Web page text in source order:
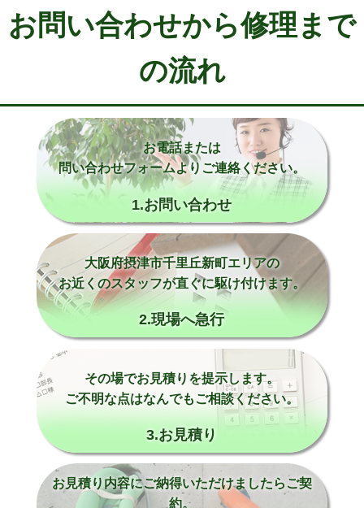
お問い合わせから修理まで
の流れ
お電話または
問い合わせフォームよりご連絡ください。
1.お問い合わせ
大阪府摂津市千里丘新町エリアの
お近くのスタッフが直ぐに駆け付けます。
2.現場へ急行
その場でお見積りを提示します。
ご不明な点はなんでもご相談ください。
3.お見積り
お見積り内容にご納得いただけましたらご契
約。